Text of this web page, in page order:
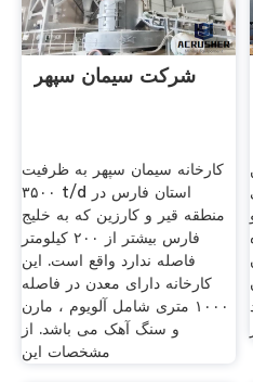
شرکت سیمان سپهر
کارخانه سیمان سپهر به ظرفیت
۳۵۰۰ t/d استان فارس در
منطقه قیر و کارزین که به خلیج
فارس بیشتر از ۲۰۰ کیلومتر
فاصله ندارد واقع است. این
کارخانه دارای معدن در فاصله
۱۰۰۰ متری شامل آلویوم ، مارن
و سنگ آهک می باشد. از
مشخصات این